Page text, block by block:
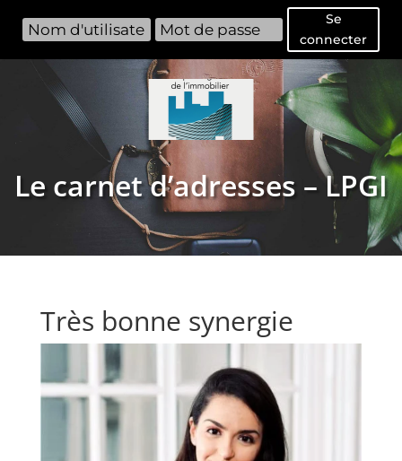
Se
connecter
Le carnet d’adresses – LPGI
Très bonne synergie